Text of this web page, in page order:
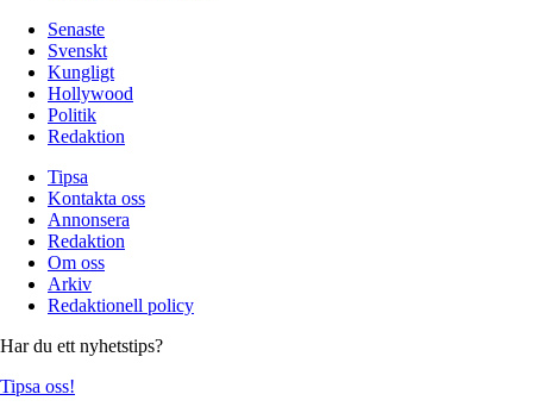
Senaste
Svenskt
Kungligt
Hollywood
Politik
Redaktion
Tipsa
Kontakta oss
Annonsera
Redaktion
Om oss
Arkiv
Redaktionell policy
Har du ett nyhetstips?
Tipsa oss!